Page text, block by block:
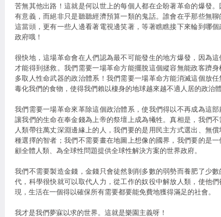
苦無其他出路！這就是何以世上的每個人都在企盼著革命的爆發
有意義，而絕非只是聽聽經濟預算一類的鬼話。誰會在乎那些無
這當頭，更有一些人邊看著電視邊笑著，等著瞧瞧接下來輪到哪
政府哦！
很快地，這場革命會在人們認為最不可能發生的地方爆發，因為
才能得到拯救。我們需要一場革命方能擺脫這個縱容無能政客躋
多取人性命武器的政治體系！我們需要一場革命方能消滅這個放
毒化我們的食物，使得我們賴以棲身的地球越來越不適人居的政治
我們需要一場革命來革除這個政治體系，使我們得以不再成為這
讓我們的生命在奉金錢為上帝的祭壇上成為犧牲。真相是，我們
人類帶往萬丈深淵邊緣上的人，我們要的是用民主方式選出、無
種選擇的智者；我們不需要畫在地圖上想像的國界，我們要的是
顧全體人類、為全球性問題提供全球性解決方案的世界政府。
我們不需要製造金錢，金錢只會徒然剝削多數的弱勢而養肥了少
代，科學很快就可以取代人力，從工作的奴役中解放人類，使他
現，生活在一個得以確保所有需要都要能免費地獲得滿足的社會。
我才是我們夢寐以求的世界。這就是樂園主義呀！